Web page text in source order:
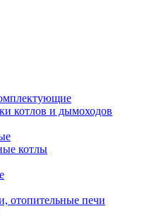
котлов и дымоходов
котлы
отопительные печи